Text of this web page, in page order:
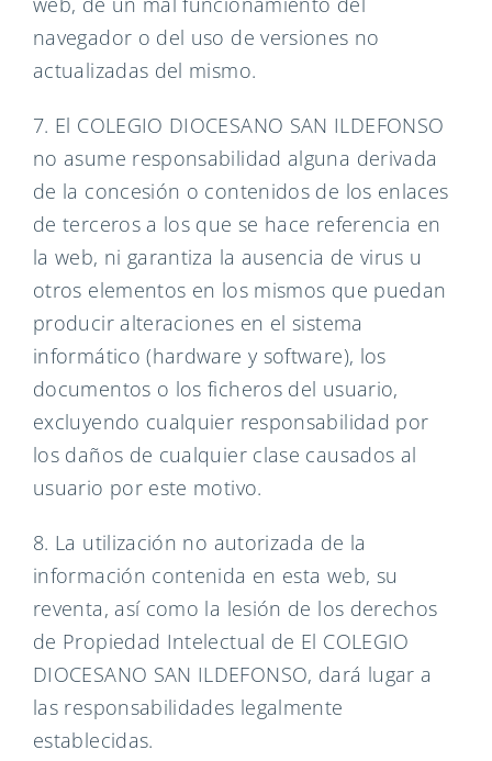
navegador o del uso de versiones no
actualizadas del mismo.
7. El COLEGIO DIOCESANO SAN ILDEFONSO
no asume responsabilidad alguna derivada
de la concesión o contenidos de los enlaces
de terceros a los que se hace referencia en
la web, ni garantiza la ausencia de virus u
otros elementos en los mismos que puedan
producir alteraciones en el sistema
informático (hardware y software), los
documentos o los ficheros del usuario,
excluyendo cualquier responsabilidad por
los daños de cualquier clase causados al
usuario por este motivo.
8. La utilización no autorizada de la
información contenida en esta web, su
reventa, así como la lesión de los derechos
de Propiedad Intelectual de El COLEGIO
DIOCESANO SAN ILDEFONSO, dará lugar a
las responsabilidades legalmente
establecidas.